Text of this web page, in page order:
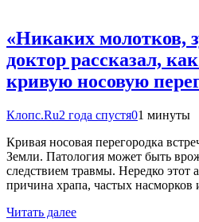
«Никаких молотков,
доктор рассказал,
кривую носовую
Клопс.Ru2 года спустя01 минуты
Кривая носовая перегородка
Земли. Патология может быть
следствием травмы. Нередко
причина храпа, частых
Читать далее